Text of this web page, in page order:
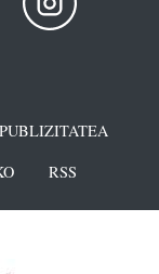
PUBLIZITATEA
RSS